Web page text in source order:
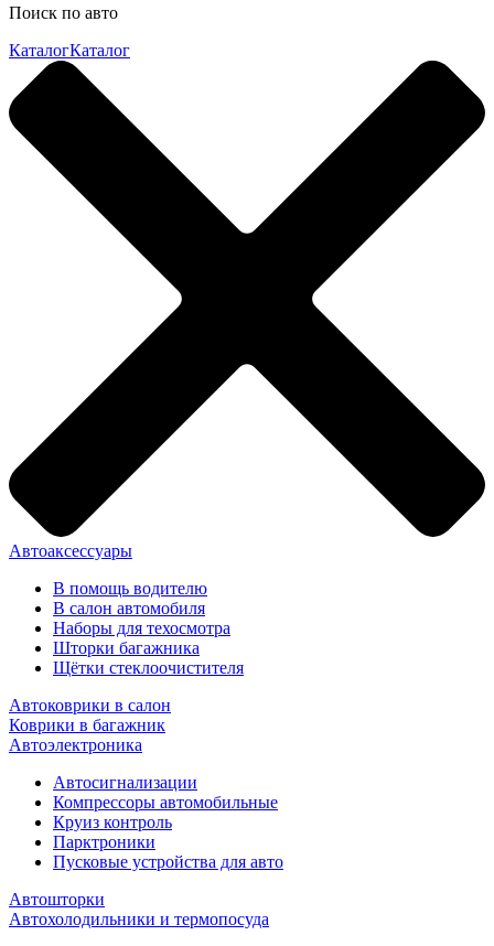
Поиск по авто
КаталогКаталог
Автоаксессуары
В помощь водителю
В салон автомобиля
Наборы для техосмотра
Шторки багажника
Щётки стеклоочистителя
Автоковрики в салон
Коврики в багажник
Автоэлектроника
Автосигнализации
Компрессоры автомобильные
Круиз контроль
Парктроники
Пусковые устройства для авто
Автошторки
Автохолодильники и термопосуда